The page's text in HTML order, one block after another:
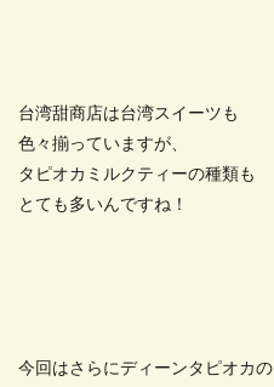
台湾甜商店は台湾スイーツも
色々揃っていますが、
タピオカミルクティーの種類も
とても多いんですね！
今回はさらにディーンタピオカの